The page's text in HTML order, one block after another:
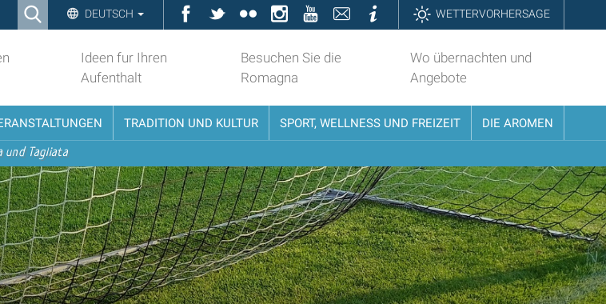
Ricerca DEUTSCH Facebook
TwitterFlickrInstagramYouTubeContattiInformazioniWETTERVORHERSAGE
Ideen fur Ihren
Aufenthalt
Besuchen Sie die
Romagna
Wo übernachten und
Angebote
TRADITION UND KULTUR SPORT, WELLNESS UND FREIZEIT DIE AROMEN
Tagliata